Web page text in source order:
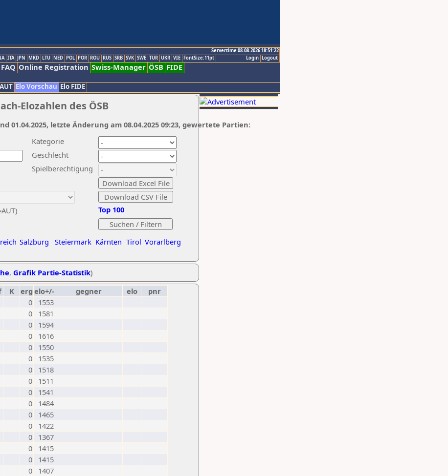
Servertime 08.08.2026 18:51:22
Logout
Login
ITA JPN MKD LTU NED POL POR ROU RUS SRB SVK SWE TUR UKR VIE FontSize:11pt
FAQ Online Registration Swiss-Manager ÖSB FIDE
Elo Vorschau Elo FIDE
Elozahlen des ÖSB
Kategorie
Geschlecht
Spielberechtigung
Salzburg Steiermark Kärnten Tirol Vorarlberg
Top 100
01.04.2025, letzte Änderung am 08.04.2025 09:23, gewertete Partien:
, Grafik Partie-Statistik)
K erg elo+/- gegner elo
pnr
0
1553
0
1581
0
1594
0
1616
0
1550
0
1535
0
1518
0
1511
0
1541
0
1484
0
1465
0
1422
0
1367
0
1415
0
1415
0
1407